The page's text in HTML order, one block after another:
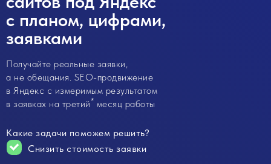
Хочу
Какие задачи поможем решить?
Снизить стоимость заявки
Получайте реальные заявки,
а не обещания. SEO-продвижение
в Яндекс с измеримым результатом
в заявках на третий* месяц работы
с планом, цифрами,
заявками